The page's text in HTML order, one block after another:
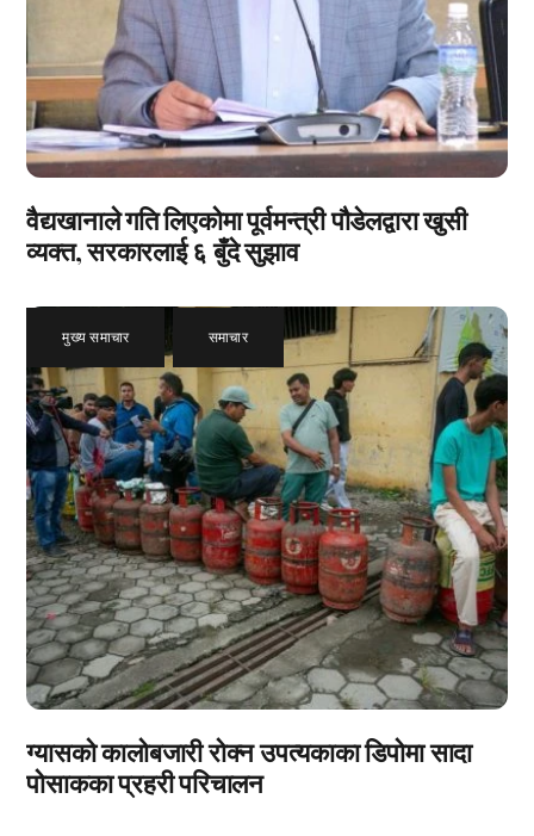
वैद्यखानाले गति लिएकोमा पूर्वमन्त्री पौडेलद्वारा खुसी
व्यक्त, सरकारलाई ६ बुँदे सुझाव
मुख्य समाचार , समाचार
ग्यासको कालोबजारी रोक्न उपत्यकाका डिपोमा सादा
पोसाकका प्रहरी परिचालन